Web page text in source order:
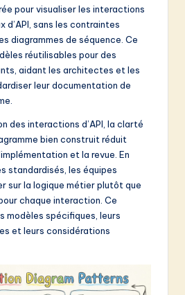
pour visualiser les interactions
sans les contraintes
diagrammes de séquence. Ce
réutilisables pour des
aidant les architectes et les
leur documentation de
des interactions d’API, la clarté
bien construit réduit
et la revue. En
standardisés, les équipes
sur la logique métier plutôt que
chaque interaction. Ce
modèles spécifiques, leurs
et leurs considérations